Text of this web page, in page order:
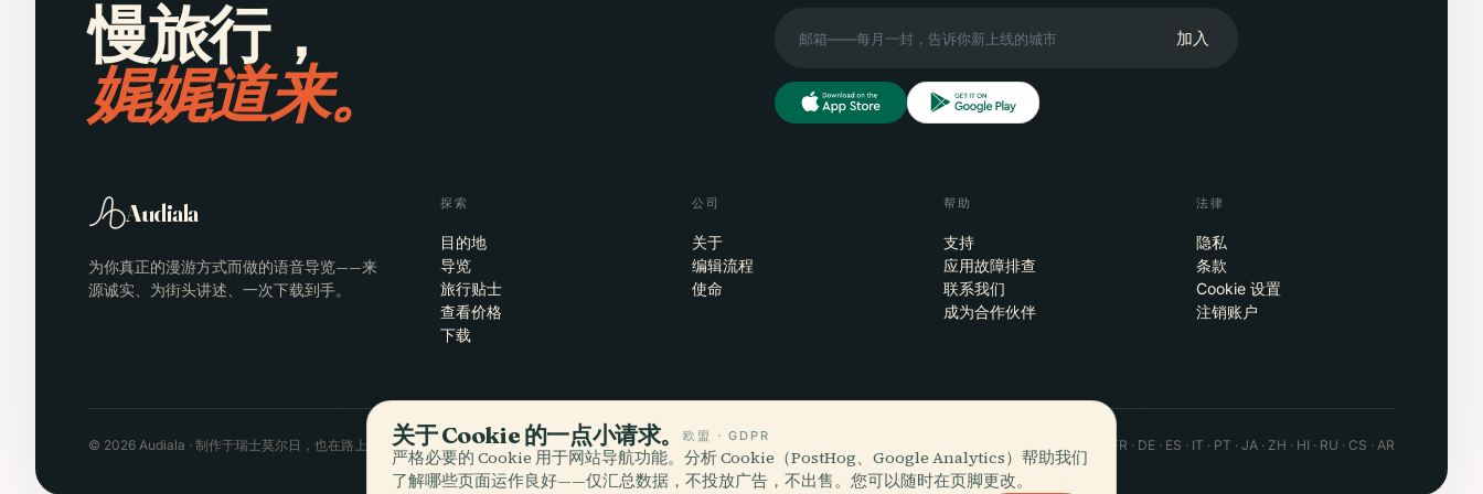
慢旅行，
娓娓道来。
加入
Audiala
为你真正的漫游方式而做的语音导览——来
源诚实、为街头讲述、一次下载到手。
探索
目的地
导览
旅行贴士
查看价格
下载
公司
关于
编辑流程
使命
帮助
支持
应用故障排查
联系我们
成为合作伙伴
法律
隐私
条款
Cookie 设置
注销账户
© 2026 Audiala · 制作于瑞士莫尔日，也在路上、在云端 EN · FR · DE · ES · IT · PT · JA · ZH · HI · RU · CS · AR
关于 Cookie 的一点小请求。 欧盟 · GDPR
严格必要的 Cookie 用于网站导航功能。分析 Cookie（PostHog、Google Analytics）帮助我们
了解哪些页面运作良好——仅汇总数据，不投放广告，不出售。您可以随时在页脚更改。